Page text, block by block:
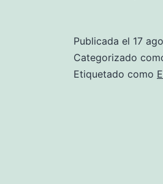
Publicada el 17
Categorizado
Etiquetado como